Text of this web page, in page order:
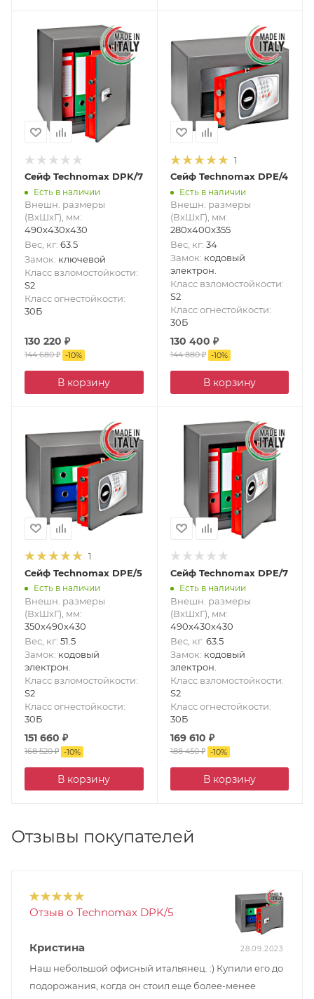
Сейф Technomax DPK/7
Есть в наличии
Внешн. размеры
(ВxШxГ), мм:
490x430x430
Вес, кг: 63.5
Замок: ключевой
Класс взломостойкости:
S2
Класс огнестойкости:
30Б
130 220 ₽
144 680₽ -10%
В корзину
1
Сейф Technomax DPE/4
Есть в наличии
Внешн. размеры
(ВxШxГ), мм:
280x400x355
Вес, кг: 34
Замок: кодовый
электрон.
Класс взломостойкости:
S2
Класс огнестойкости:
30Б
130 400 ₽
144 880₽ -10%
В корзину
1
Сейф Technomax DPE/5
Есть в наличии
Внешн. размеры
(ВxШxГ), мм:
350x490x430
Вес, кг: 51.5
Замок: кодовый
электрон.
Класс взломостойкости:
S2
Класс огнестойкости:
30Б
151 660 ₽
168 520₽ -10%
В корзину
Сейф Technomax DPE/7
Есть в наличии
Внешн. размеры
(ВxШxГ), мм:
490x430x430
Вес, кг: 63.5
Замок: кодовый
электрон.
Класс взломостойкости:
S2
Класс огнестойкости:
30Б
169 610 ₽
188 450₽ -10%
В корзину
Отзывы покупателей
Отзыв о Technomax DPK/5
28.09.2023
Кристина
Наш небольшой офисный итальянец. :) Купили его до
подорожания, когда он стоил еще более-менее